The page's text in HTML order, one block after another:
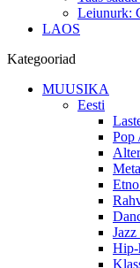
Leiunurk:
LAOS
Kategooriad
MUUSIKA
Eesti
Pop